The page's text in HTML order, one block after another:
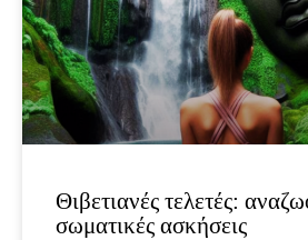
Θιβετιανές τελετές:
σωματικές ασκήσεις